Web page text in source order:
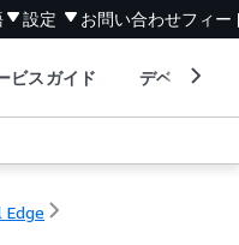
設定 お問い合わせフィー
ビスガイド デベロッパ
Edge